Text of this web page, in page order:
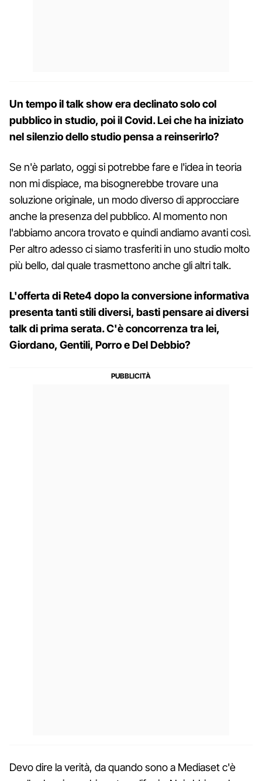
Un tempo il talk show era declinato solo col
pubblico in studio, poi il Covid. Lei che ha iniziato
nel silenzio dello studio pensa a reinserirlo?
Se n'è parlato, oggi si potrebbe fare e l'idea in teoria
non mi dispiace, ma bisognerebbe trovare una
soluzione originale, un modo diverso di approcciare
anche la presenza del pubblico. Al momento non
l'abbiamo ancora trovato e quindi andiamo avanti così.
Per altro adesso ci siamo trasferiti in uno studio molto
più bello, dal quale trasmettono anche gli altri talk.
L'offerta di Rete4 dopo la conversione informativa
presenta tanti stili diversi, basti pensare ai diversi
talk di prima serata. C'è concorrenza tra lei,
Giordano, Gentili, Porro e Del Debbio?
Devo dire la verità, da quando sono a Mediaset c'è